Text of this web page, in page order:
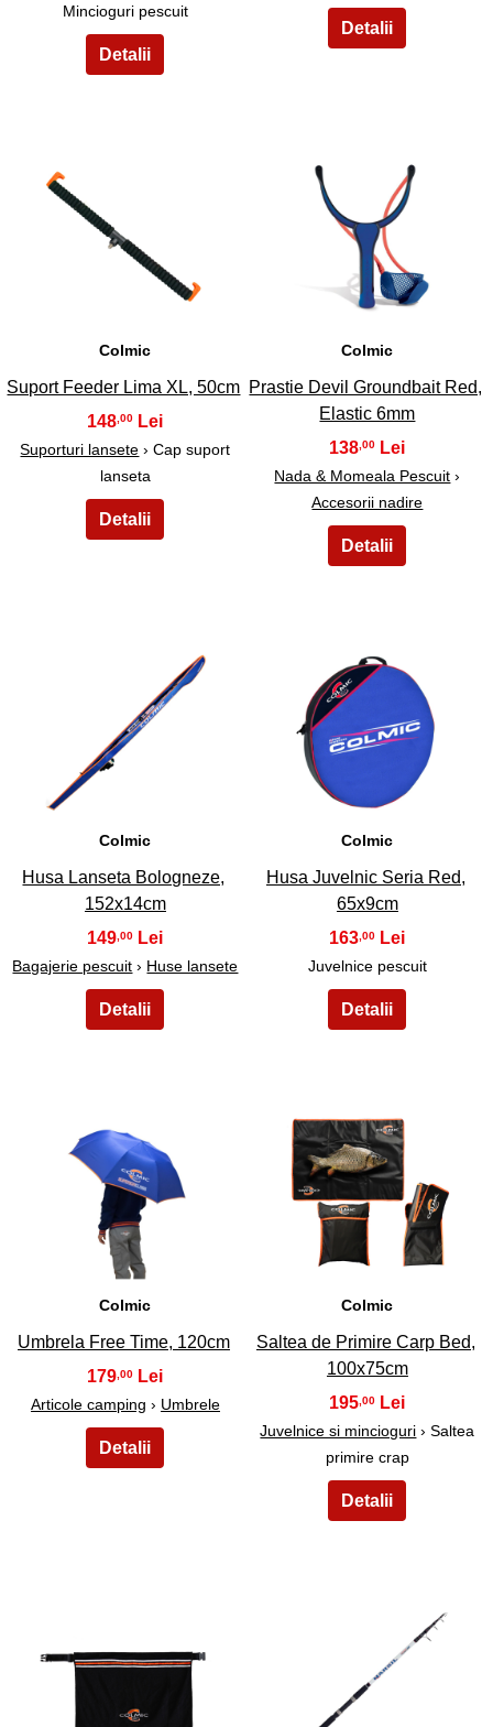
Mincioguri pescuit
21
Colmic
Suport Feeder Lima XL, 50cm
148,00
Suporturi lansete › Cap suport
lanseta
22
Colmic
Prastie Devil Groundbait Red,
Elastic 6mm
138,00
Nada & Momeala Pescuit ›
Accesorii nadire
23
Colmic
Husa Lanseta Bologneze,
152x14cm
149 ,00
Bagajerie pescuit › Huse lansete
24
Colmic
Husa Juvelnic Seria Red,
65x9cm
163 ,00
Juvelnice pescuit
Colmic
Umbrela Free Time, 120cm
179 ,00
Articole camping › Umbrele
26
Colmic
Saltea de Primire Carp Bed,
100x75cm
195 ,00
Juvelnice si mincioguri › Saltea
primire crap
28